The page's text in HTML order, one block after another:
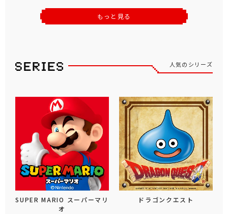
もっと見る
人気のシリーズ
SUPER MARIO スーパーマリ
オ
ドラゴンクエスト